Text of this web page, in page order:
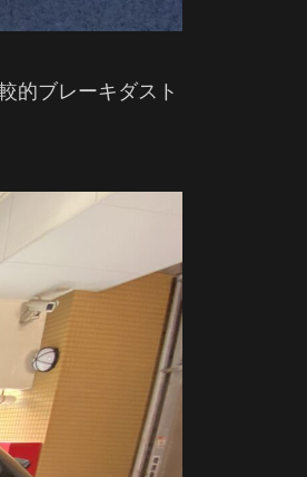
的ブレーキダスト